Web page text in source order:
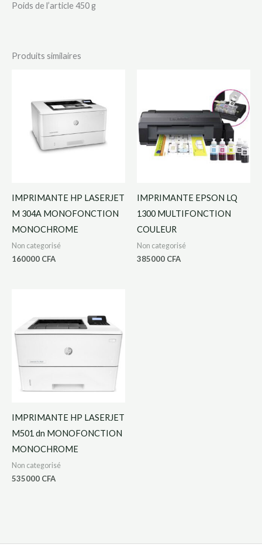
Poids de l’article ‎450 g
Produits similaires
IMPRIMANTE HP LASERJET
M 304A MONOFONCTION
MONOCHROME
Non categorisé
160000 CFA
IMPRIMANTE EPSON LQ
1300 MULTIFONCTION
COULEUR
Non categorisé
385000 CFA
IMPRIMANTE HP LASERJET
M501 dn MONOFONCTION
MONOCHROME
Non categorisé
535000 CFA